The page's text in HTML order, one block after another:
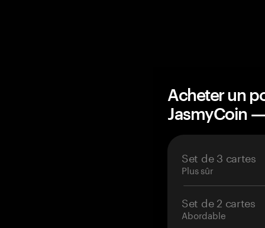
Acheter un
JasmyCoin
Set de 3 cartes
Plus sûr
Set de 2 cartes
Abordable